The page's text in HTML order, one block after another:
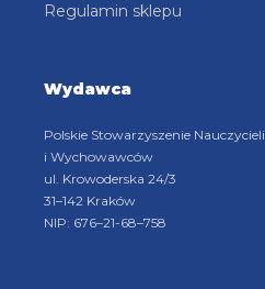
Regulamin sklepu
Wydawca
Polskie Stowarzyszenie Nauczycieli
i Wychowawców
ul. Krowoderska 24/3
31–142 Kraków
NIP: 676–21-68–758